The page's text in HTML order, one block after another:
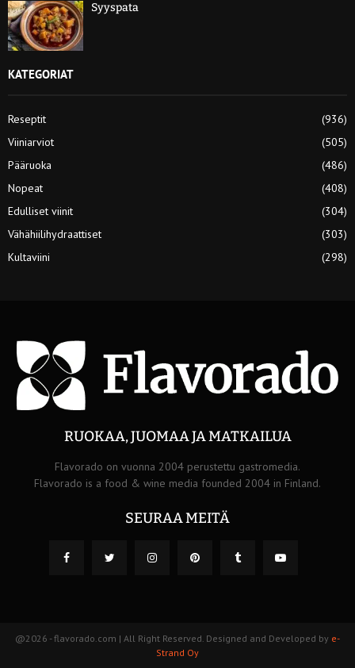
Syyspata
KATEGORIAT
Reseptit
(936)
Viiniarviot
(505)
Pääruoka
(486)
Nopeat
(408)
Edulliset viinit
(304)
Vähähiilihydraattiset
(303)
Kultaviini
(298)
RUOKAA, JUOMAA JA MATKAILUA
Flavorado on vuonna 2004 perustettu gastromedia.
Flavorado is a food & wine media founded 2004 in Finland.
SEURAA MEITÄ
@2026 - flavorado.com | All Right Reserved. Designed and Developed by e-
Strand Oy